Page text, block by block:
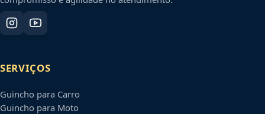
SERVIÇOS
Guincho para Carro
Guincho para Moto